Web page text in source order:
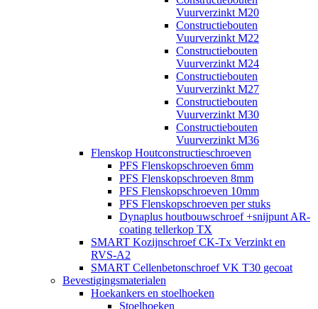
Vuurverzinkt M20
Constructiebouten
Vuurverzinkt M22
Constructiebouten
Vuurverzinkt M24
Constructiebouten
Vuurverzinkt M27
Constructiebouten
Vuurverzinkt M30
Constructiebouten
Vuurverzinkt M36
Flenskop Houtconstructieschroeven
PFS Flenskopschroeven 6mm
PFS Flenskopschroeven 8mm
PFS Flenskopschroeven 10mm
PFS Flenskopschroeven per stuks
Dynaplus houtbouwschroef +snijpunt AR-
coating tellerkop TX
SMART Kozijnschroef CK-Tx Verzinkt en
RVS-A2
SMART Cellenbetonschroef VK T30 gecoat
Bevestigingsmaterialen
Hoekankers en stoelhoeken
Stoelhoeken